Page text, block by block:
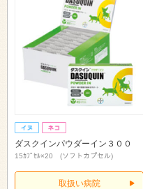
ダスクインパウダーイン３００
15ｶﾌﾟｾﾙ×20 (ソフトカプセル)
取扱い病院